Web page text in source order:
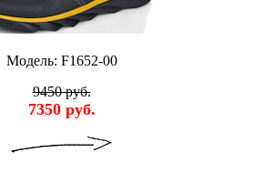
Модель: F1652-00
9450 руб.
7350 руб.